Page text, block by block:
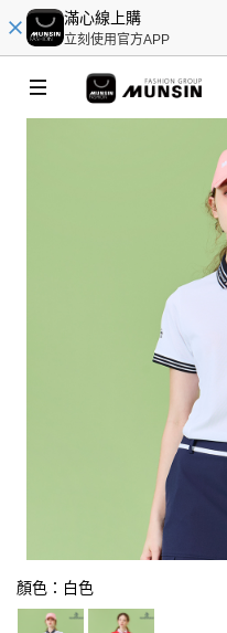
滿心線上購
立刻使用官方APP
顏色：白色